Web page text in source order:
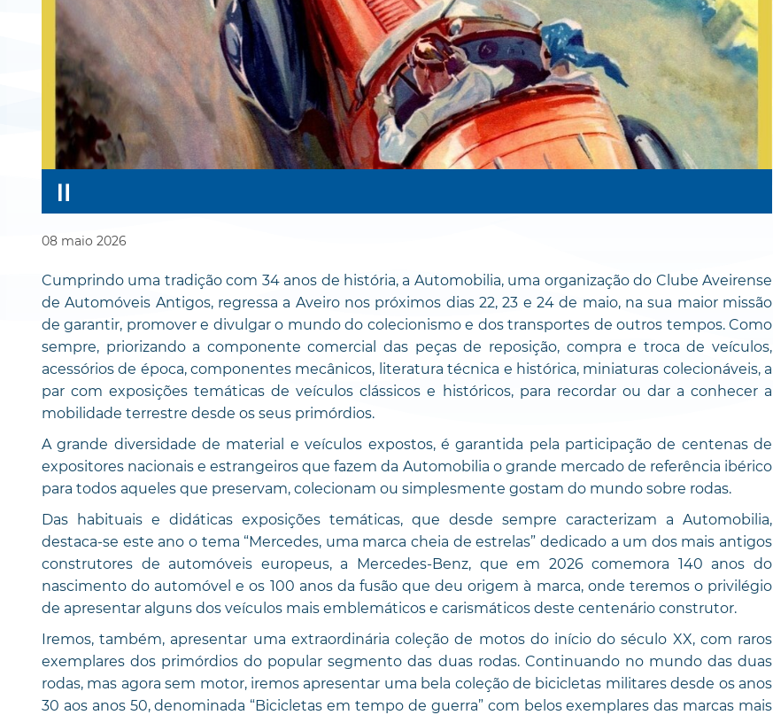
08 maio 2026
Cumprindo uma tradição com 34 anos de história, a Automobilia, uma organização do Clube Aveirense
de Automóveis Antigos, regressa a Aveiro nos próximos dias 22, 23 e 24 de maio, na sua maior missão
de garantir, promover e divulgar o mundo do colecionismo e dos transportes de outros tempos. Como
sempre, priorizando a componente comercial das peças de reposição, compra e troca de veículos,
acessórios de época, componentes mecânicos, literatura técnica e histórica, miniaturas colecionáveis, a
par com exposições temáticas de veículos clássicos e históricos, para recordar ou dar a conhecer a
mobilidade terrestre desde os seus primórdios.
A grande diversidade de material e veículos expostos, é garantida pela participação de centenas de
expositores nacionais e estrangeiros que fazem da Automobilia o grande mercado de referência ibérico
para todos aqueles que preservam, colecionam ou simplesmente gostam do mundo sobre rodas.
Das habituais e didáticas exposições temáticas, que desde sempre caracterizam a Automobilia,
destaca-se este ano o tema “Mercedes, uma marca cheia de estrelas” dedicado a um dos mais antigos
construtores de automóveis europeus, a Mercedes-Benz, que em 2026 comemora 140 anos do
nascimento do automóvel e os 100 anos da fusão que deu origem à marca, onde teremos o privilégio
de apresentar alguns dos veículos mais emblemáticos e carismáticos deste centenário construtor.
Iremos, também, apresentar uma extraordinária coleção de motos do início do século XX, com raros
exemplares dos primórdios do popular segmento das duas rodas. Continuando no mundo das duas
rodas, mas agora sem motor, iremos apresentar uma bela coleção de bicicletas militares desde os anos
30 aos anos 50, denominada “Bicicletas em tempo de guerra” com belos exemplares das marcas mais